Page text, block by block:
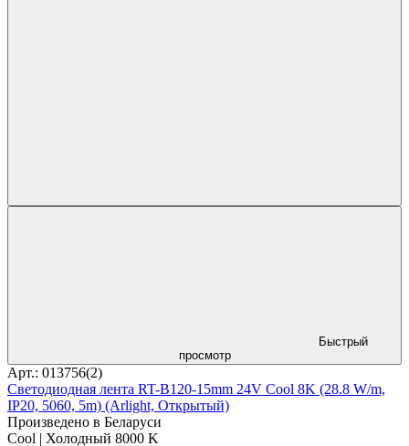
Быстрый
просмотр
Арт.: 013756(2)
Светодиодная лента RT-B120-15mm 24V Cool 8K (28.8 W/m,
IP20, 5060, 5m) (Arlight, Открытый)
Произведено в Беларуси
Cool | Холодный 8000 K